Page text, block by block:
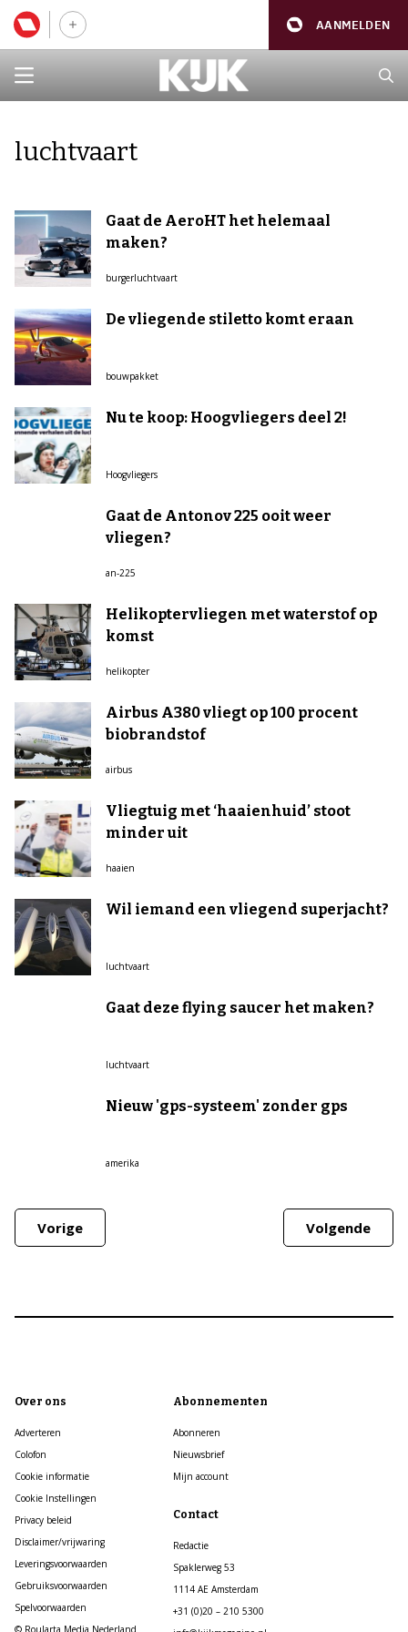
AANMELDEN
luchtvaart
Gaat de AeroHT het helemaal
maken?
burgerluchtvaart
De vliegende stiletto komt eraan
bouwpakket
Nu te koop: Hoogvliegers deel 2!
Hoogvliegers
Gaat de Antonov 225 ooit weer
vliegen?
an-225
Helikoptervliegen met waterstof op
komst
helikopter
Airbus A380 vliegt op 100 procent
biobrandstof
airbus
Vliegtuig met ‘haaienhuid’ stoot
minder uit
haaien
Wil iemand een vliegend superjacht?
luchtvaart
Gaat deze flying saucer het maken?
luchtvaart
Nieuw 'gps-systeem' zonder gps
amerika
Vorige Volgende
Over ons
Adverteren
Colofon
Cookie informatie
Cookie Instellingen
Privacy beleid
Disclaimer/vrijwaring
Leveringsvoorwaarden
Gebruiksvoorwaarden
Spelvoorwaarden
© Roularta Media Nederland
Abonnementen
Abonneren
Nieuwsbrief
Mijn account
Contact
Redactie
Spaklerweg 53
1114 AE Amsterdam
+31 (0)20 – 210 5300